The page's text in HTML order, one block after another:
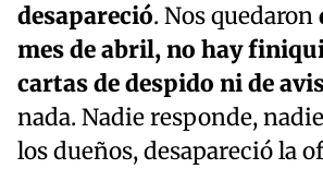
desapareció. Nos quedaron
mes de abril, no hay
cartas de despido ni de
nada. Nadie responde,
los dueños, desapareció la